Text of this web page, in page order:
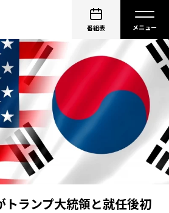
番組表
トランプ大統領と就任後初